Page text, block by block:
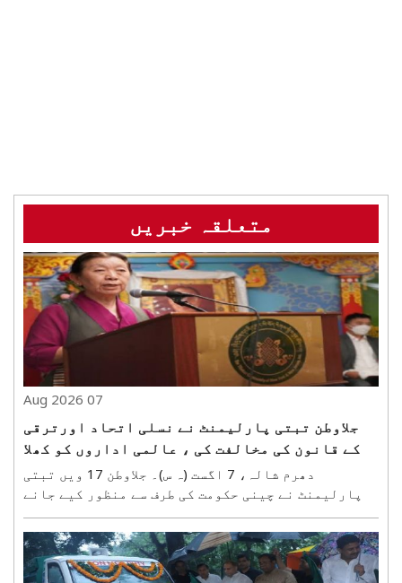
متعلقہ خبریں
07 Aug 2026
جلاوطن تبتی پارلیمنٹ نے نسلی اتحاد اورترقی
کے قانون کی مخالفت کی ، عالمی اداروں کو کھلا
خط لکھا
دھرم شالہ، 7 اگست (ہ س)۔ جلاوطن 17 ویں تبتی
پارلیمنٹ نے چینی حکومت کی طرف سے منظور کیے جانے
والے نام نہادایتھنک یونیٹی اینڈ پروگریس لاء(نسلی
اتحاد اور ترقی کے قانون) کی شدید مخالفت کی ہے۔ تبت
کی پارلیمنٹ نے دنیا کے مختلف ممالک سمیت تبت دوست
تنظیموں..